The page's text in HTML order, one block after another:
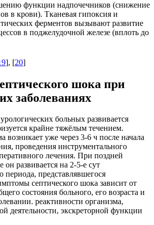
функции надпочечников (снижение
в крови). Тканевая гипоксия и
ферментов вызывают развитие
в поджелудочной железе (вплоть до
], [20]
шока при
заболеваниях
больных развивается
крайне тяжёлым течением.
возникает уже через 3-6 ч после начала
проведения инструментального
лечения. При поздней
развивается на 2-5-е сут
периода, представлявшегося
септического шока зависит от
состояния больного, его возраста и
реактивности организма,
деятельности, экскреторной функции